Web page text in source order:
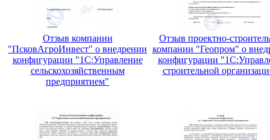
Отзыв компании
"ПсковАгроИнвест" о внедрении
конфигурации "1С:Управление
сельскохозяйственным
предприятием"
Отзыв проектно-
компании "Геопром" о
конфигурации
строительной